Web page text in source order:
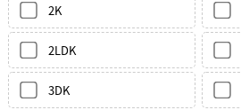
2K
2LDK
3DK